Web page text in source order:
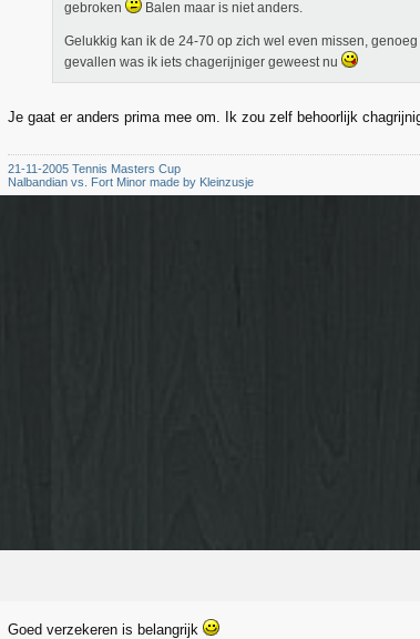
gebroken
Balen maar is niet anders.
Gelukkig kan ik de 24-70 op zich wel even missen,
gevallen was ik iets chagerijniger geweest nu
Je gaat er anders prima mee om. Ik zou zelf behoorlijk
21-11-2005 Tennis Masters Cup
Nalbandian vs. Fort Minor made by Kleinzusje
Goed verzekeren is belangrijk